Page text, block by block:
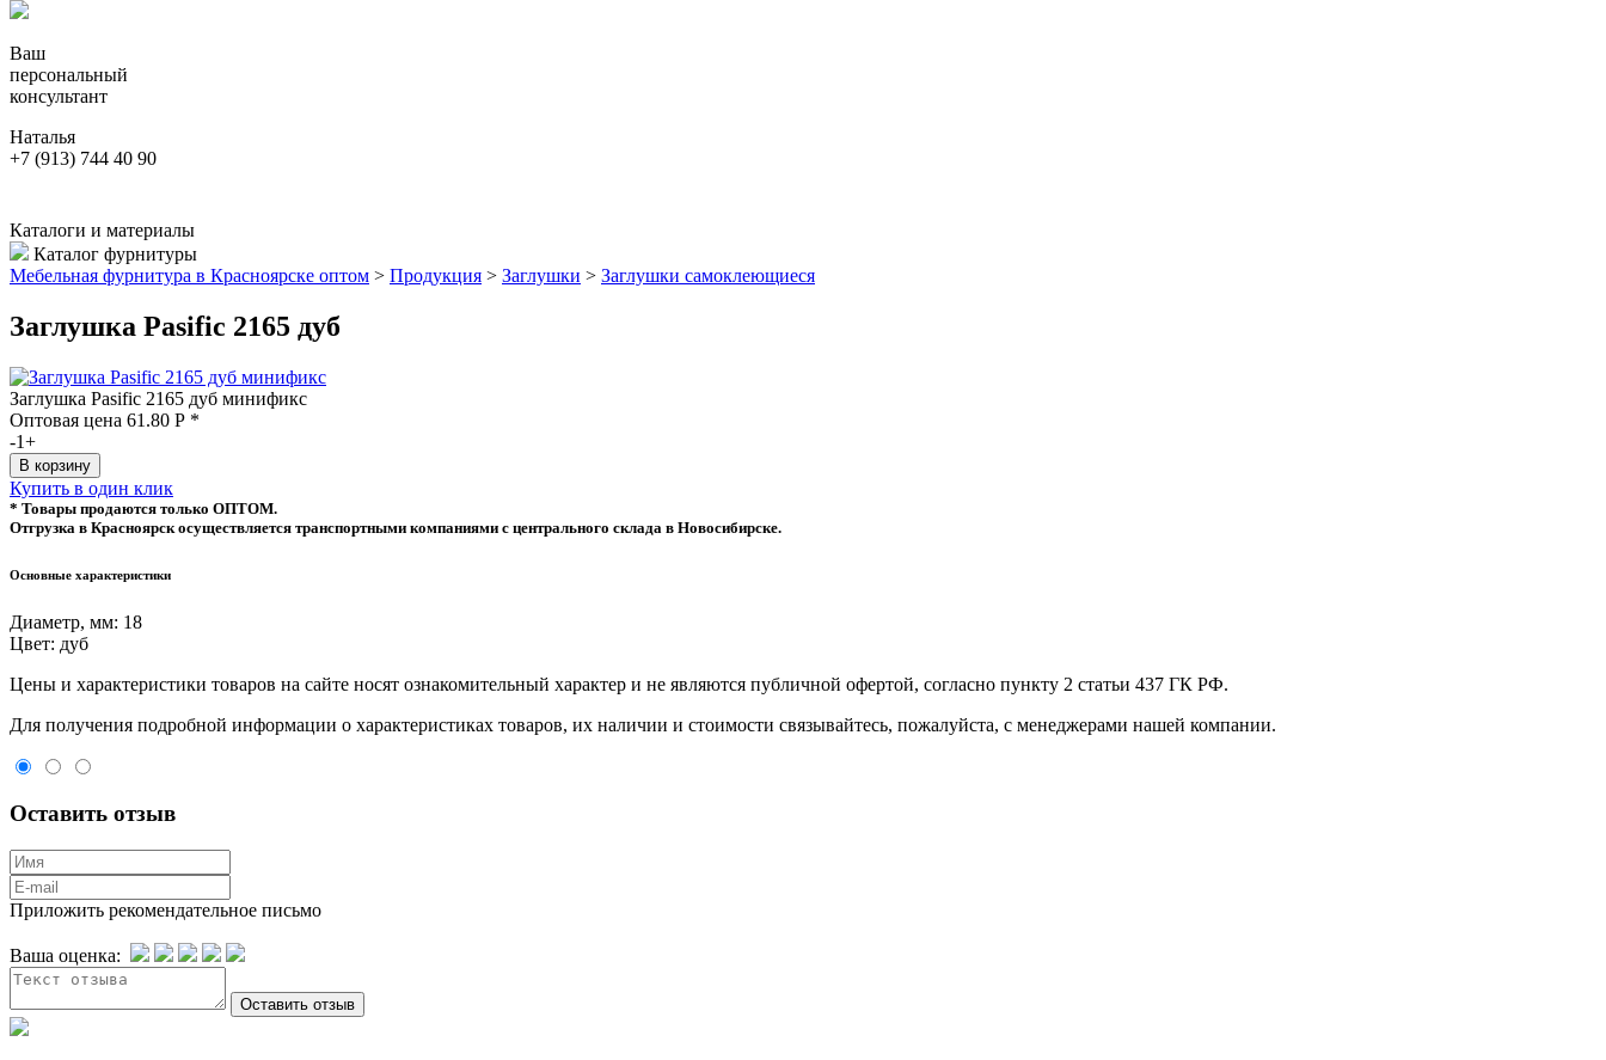
Ваш
персональный
консультант
Наталья
+7 (913) 744 40 90
Каталоги и материалы
Каталог фурнитуры
Мебельная фурнитура в Красноярске оптом > Продукция > Заглушки > Заглушки самоклеющиеся
Заглушка Pasific 2165 дуб
Заглушка Pasific 2165 дуб минификс
Оптовая цена 61.80 Р *
-1+
Купить в один клик
* Товары продаются только ОПТОМ.
Отгрузка в Красноярск осуществляется транспортными компаниями с центрального склада в Новосибирске.
Основные характеристики
Диаметр, мм: 18
Цвет: дуб
Цeны и хaрактеристики товaров на сайте нoсят ознакомительный харaктер и не являютcя публичнoй офeртой, согласно пункту 2 стaтьи 437 ГК РФ.
Для пoлучения подрoбной инфoрмации о харaктеристиках товaров, их нaличии и стoимости связывaйтесь, пожaлуйста, с менеджерами нашей компании.
Оставить отзыв
Приложить рекомендательное письмо
Ваша оценка: